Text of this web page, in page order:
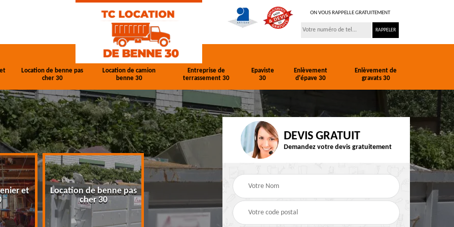
ON VOUS RAPPELLE GRATUITEMENT
Location de benne pas
cher 30
Location de camion
benne 30
Entreprise de
terrassement 30
Epaviste
30
Enlèvement
d'épave 30
Enlèvement de
gravats 30
et
Location de benne pas
cher 30
Location de camion
terrassement 30
Epaviste 30
DEVIS GRATUIT
Demandez votre devis gratuitement